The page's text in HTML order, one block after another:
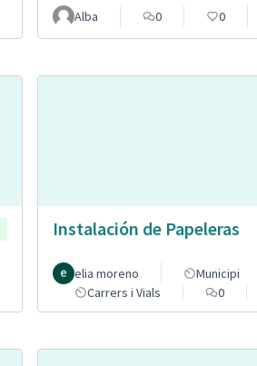
Alba 0 0
Instalación de Papeleras
elia moreno
Municipi
Carrers i Vials
0